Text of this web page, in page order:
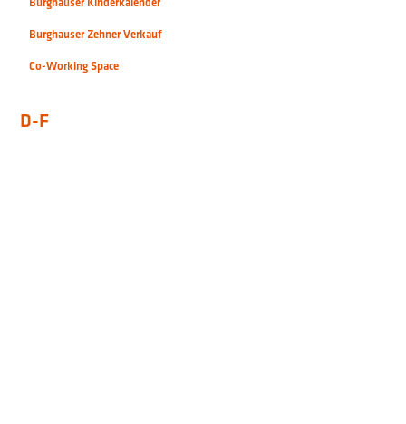
Burghauser Zehner Verkauf
Co-Working Space
D-F